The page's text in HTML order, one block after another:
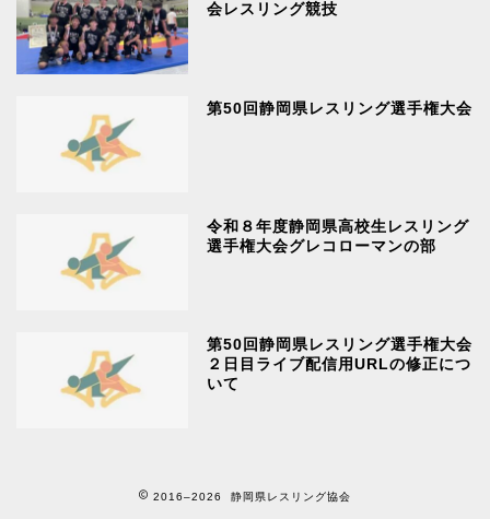
会レスリング競技
第50回静岡県レスリング選手権大会
令和８年度静岡県高校生レスリング
選手権大会グレコローマンの部
第50回静岡県レスリング選手権大会
２日目ライブ配信用URLの修正につ
いて
2016–2026 静岡県レスリング協会